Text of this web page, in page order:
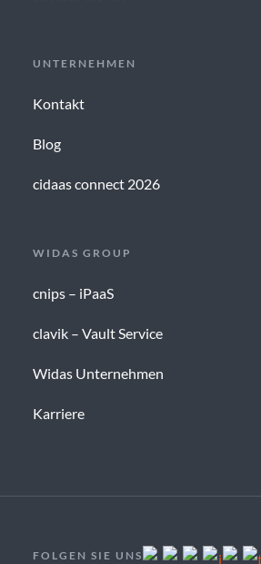
UNTERNEHMEN
Kontakt
Blog
cidaas connect 2026
WIDAS GROUP
cnips – iPaaS
clavik – Vault Service
Widas Unternehmen
Karriere
FOLGEN SIE UNS